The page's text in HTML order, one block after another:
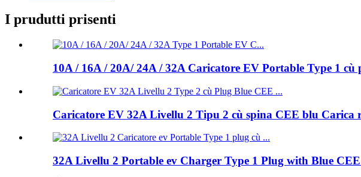
I prudutti prisenti
10A / 16A / 20A/ 24A / 32A Caricatore EV Portable Type 1 cù
Caricatore EV 32A Livellu 2 Tipu 2 cù spina CEE blu Carica
32A Livellu 2 Portable ev Charger Type 1 Plug with Blue